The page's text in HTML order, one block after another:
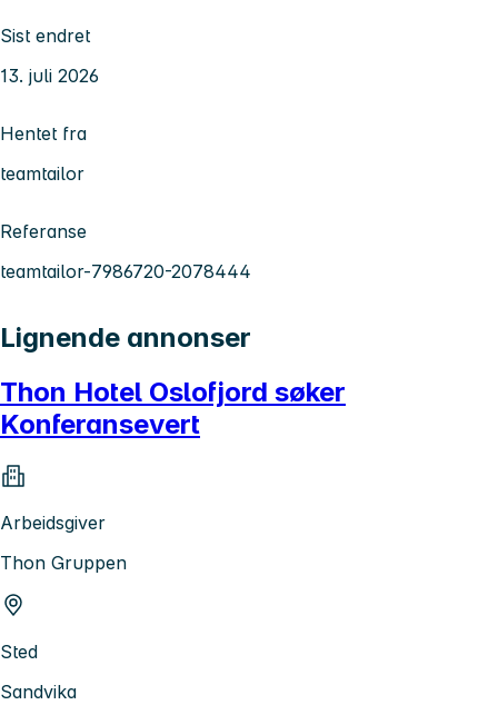
Sist endret
13. juli 2026
Hentet fra
teamtailor
Referanse
teamtailor-7986720-2078444
Lignende annonser
Thon Hotel Oslofjord søker
Konferansevert
Arbeidsgiver
Thon Gruppen
Sted
Sandvika